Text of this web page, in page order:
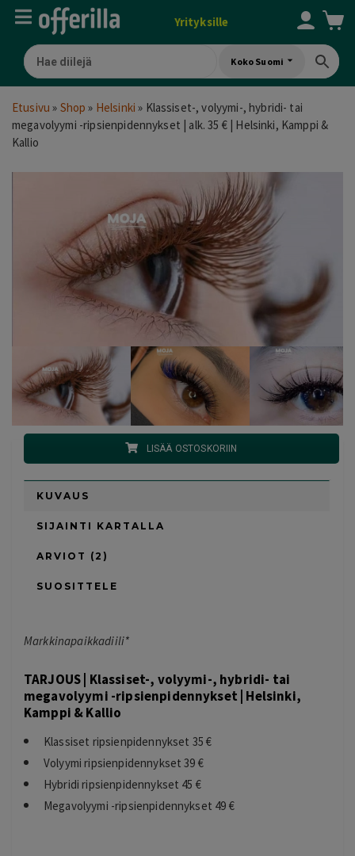
Yrityksille
Koko Suomi
Etusivu » Shop » Helsinki » Klassiset-, volyymi-, hybridi- tai
megavolyymi -ripsienpidennykset | alk. 35 € | Helsinki, Kamppi &
Kallio
LISÄÄ OSTOSKORIIN
KUVAUS
SIJAINTI KARTALLA
ARVIOT (2)
SUOSITTELE
Markkinapaikkadiili*
TARJOUS | Klassiset-, volyymi-, hybridi- tai
megavolyymi -ripsienpidennykset | Helsinki,
Kamppi & Kallio
Klassiset ripsienpidennykset 35 €
Volyymi ripsienpidennykset 39 €
Hybridi ripsienpidennykset 45 €
Megavolyymi -ripsienpidennykset 49 €